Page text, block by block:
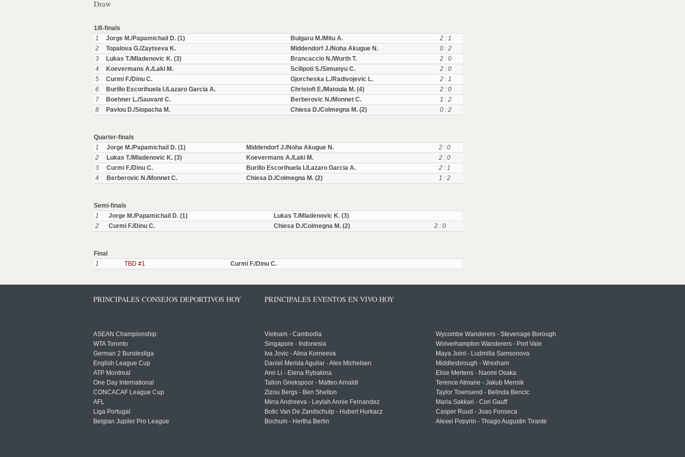
Draw
1/8-finals
1
Jorge M./Papamichail D. (1) Bulgaru M./Mitu A.
2 : 1
2
Topalova G./Zaytseva K. Middendorf J./Noha Akugue N.
0 : 2
3
Lukas T./Mladenovic K. (3) Brancaccio N./Wurth T.
2 : 0
4
Koevermans A./Laki M. Scilipoti S./Simunyu C.
2 : 0
5
Curmi F./Dinu C. Gjorcheska L./Radivojevic L.
2 : 1
6
Burillo Escorihuela I./Lazaro Garcia A. Christofi E./Matoula M. (4)
2 : 0
7
Boehner L./Sauvant C. Berberovic N./Monnet C.
1 : 2
8
Pavlou D./Siopacha M. Chiesa D./Colmegna M. (2) 0 : 2
Quarter-finals
1
Jorge M./Papamichail D. (1) Middendorf J./Noha Akugue N.
2 : 0
2
Lukas T./Mladenovic K. (3) Koevermans A./Laki M.
2 : 0
3
Curmi F./Dinu C. Burillo Escorihuela I./Lazaro Garcia A.
2 : 1
4
Berberovic N./Monnet C. Chiesa D./Colmegna M. (2) 1 : 2
Semi-finals
1
Jorge M./Papamichail D. (1)
Lukas T./Mladenovic K. (3)
2
Curmi F./Dinu C. Chiesa D./Colmegna M. (2) 2 : 0
Final
1
TBD #1 Curmi F./Dinu C.
PRINCIPALES CONSEJOS DEPORTIVOS HOY
ASEAN Championship
WTA Toronto
German 2 Bundesliga
English League Cup
ATP Montreal
One Day International
CONCACAF League Cup
AFL
Liga Portugal
Belgian Jupiler Pro League
PRINCIPALES EVENTOS EN VIVO HOY
Vietnam - Cambodia
Singapore - Indonesia
Iva Jovic - Alina Korneeva
Daniel Merida Aguilar - Alex Michelsen
Ann Li - Elena Rybakina
Tallon Griekspoor - Matteo Arnaldi
Zizou Bergs - Ben Shelton
Mirra Andreeva - Leylah Annie Fernandez
Botic Van De Zandschulp - Hubert Hurkacz
Bochum - Hertha Berlin
Wycombe Wanderers - Stevenage Borough
Wolverhampton Wanderers - Port Vale
Maya Joint - Ludmilla Samsonova
Middlesbrough - Wrexham
Elise Mertens - Naomi Osaka
Terence Atmane - Jakub Mensik
Taylor Townsend - Belinda Bencic
Maria Sakkari - Cori Gauff
Casper Ruud - Joao Fonseca
Alexei Popyrin - Thiago Augustin Tirante